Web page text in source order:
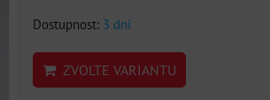
Dostupnost: 3 dni
ZVOLTE VARIANTU